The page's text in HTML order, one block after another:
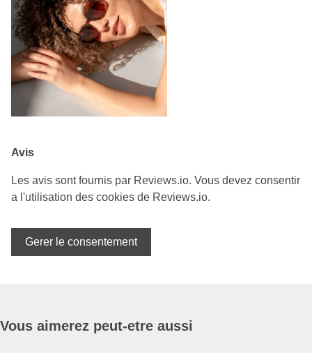
Avis
Les avis sont fournis par Reviews.io. Vous devez consentir
a l'utilisation des cookies de Reviews.io.
Gerer le consentement
Vous aimerez peut-etre aussi